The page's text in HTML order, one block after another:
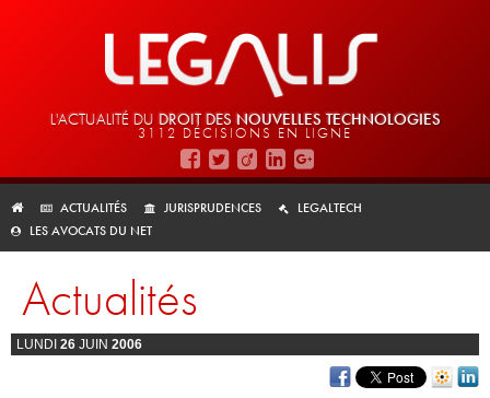
L'ACTUALITÉ DU DROIT DES NOUVELLES TECHNOLOGIES
3112 DÉCISIONS EN LIGNE
ACTUALITÉS JURISPRUDENCES
LEGALTECH
LES AVOCATS DU NET
Actualités
LUNDI 26 JUIN 2006